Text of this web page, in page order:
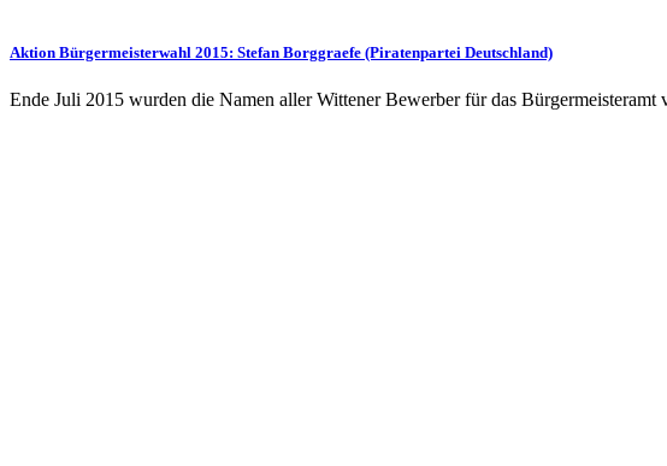
Aktion Bürgermeisterwahl 2015: Stefan Borggraefe (Piratenpartei Deutschland)
Ende Juli 2015 wurden die Namen aller Wittener Bewerber für das